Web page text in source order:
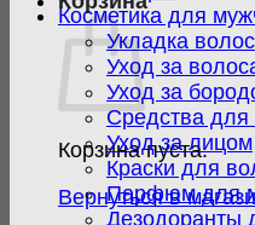
Корзина пуста.
Вернуться в
Косметика для
Укладка волос
Уход за
Уход за
Средства для
Уход за лицом
Краски для
Парфюм для
Дезодоранты